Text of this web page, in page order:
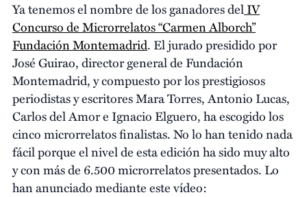
Ya tenemos el nombre de los ganadores delIV
Concurso de Microrrelatos “Carmen Alborch”
Fundación Montemadrid. El jurado presidido por
José Guirao, director general de Fundación
Montemadrid, y compuesto por los prestigiosos
periodistas y escritores Mara Torres, Antonio Lucas,
Carlos del Amor e Ignacio Elguero, ha escogido los
cinco microrrelatos finalistas. No lo han tenido nada
fácil porque el nivel de esta edición ha sido muy alto
y con más de 6.500 microrrelatos presentados. Lo
han anunciado mediante este vídeo: